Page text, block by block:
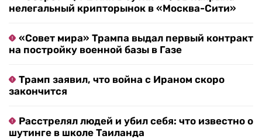
нелегальный крипторынок в «Москва-Сити»
«Совет мира» Трампа выдал первый контракт
на постройку военной базы в Газе
Трамп заявил, что война с Ираном скоро
закончится
Расстрелял людей и убил себя: что известно о
шутинге в школе Таиланда